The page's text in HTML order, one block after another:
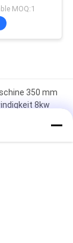
Die
MOQ:1
350 mm
8kw
Maker für